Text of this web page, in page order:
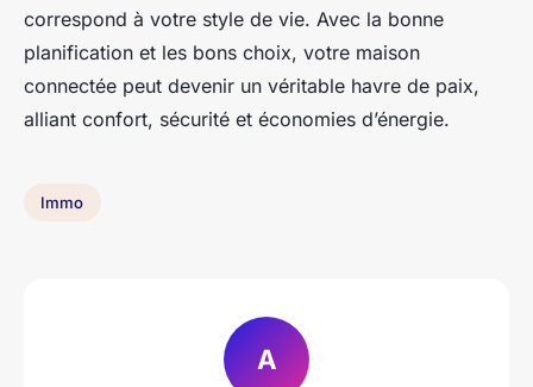
correspond à votre style de vie. Avec la bonne
planification et les bons choix, votre maison
connectée peut devenir un véritable havre de paix,
alliant confort, sécurité et économies d’énergie.
Immo
A